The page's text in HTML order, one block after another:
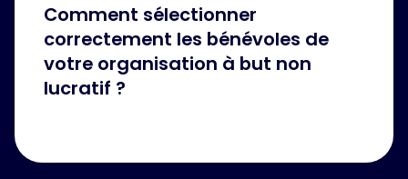
Comment sélectionner
correctement les bénévoles de
votre organisation à but non
lucratif ?